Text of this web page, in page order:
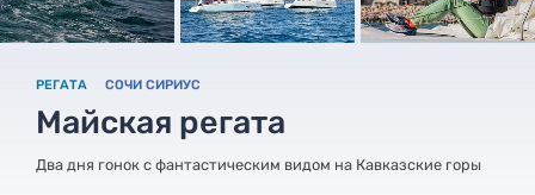
РЕГАТА СОЧИ СИРИУС
Майская регата
Два дня гонок с фантастическим видом на Кавказские горы